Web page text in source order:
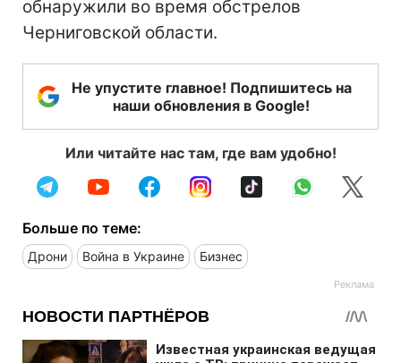
обнаружили во время обстрелов
Черниговской области.
Не упустите главное! Подпишитесь на
наши обновления в Google!
Или читайте нас там, где вам удобно!
Больше по теме:
Дрони Война в Украине Бизнес